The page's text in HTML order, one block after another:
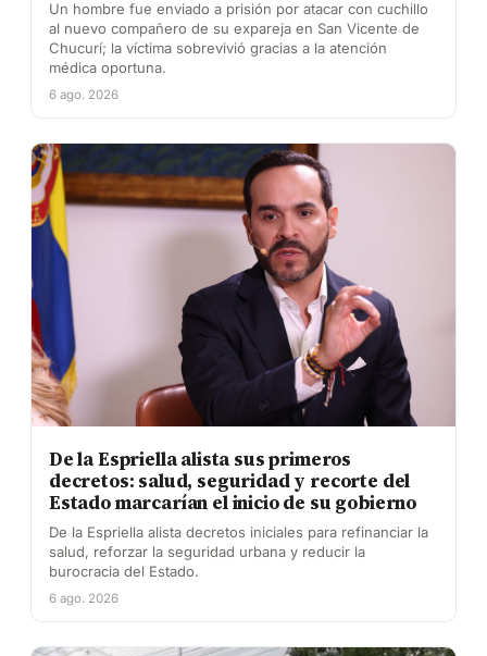
Un hombre fue enviado a prisión por atacar con cuchillo
al nuevo compañero de su expareja en San Vicente de
Chucurí; la víctima sobrevivió gracias a la atención
médica oportuna.
6 ago. 2026
De la Espriella alista sus primeros
decretos: salud, seguridad y recorte del
Estado marcarían el inicio de su gobierno
De la Espriella alista decretos iniciales para refinanciar la
salud, reforzar la seguridad urbana y reducir la
burocracia del Estado.
6 ago. 2026